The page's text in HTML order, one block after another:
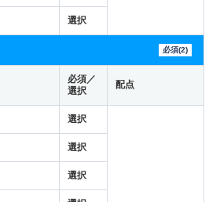
選択
必須(2)
必須／
選択
配点
選択
選択
選択